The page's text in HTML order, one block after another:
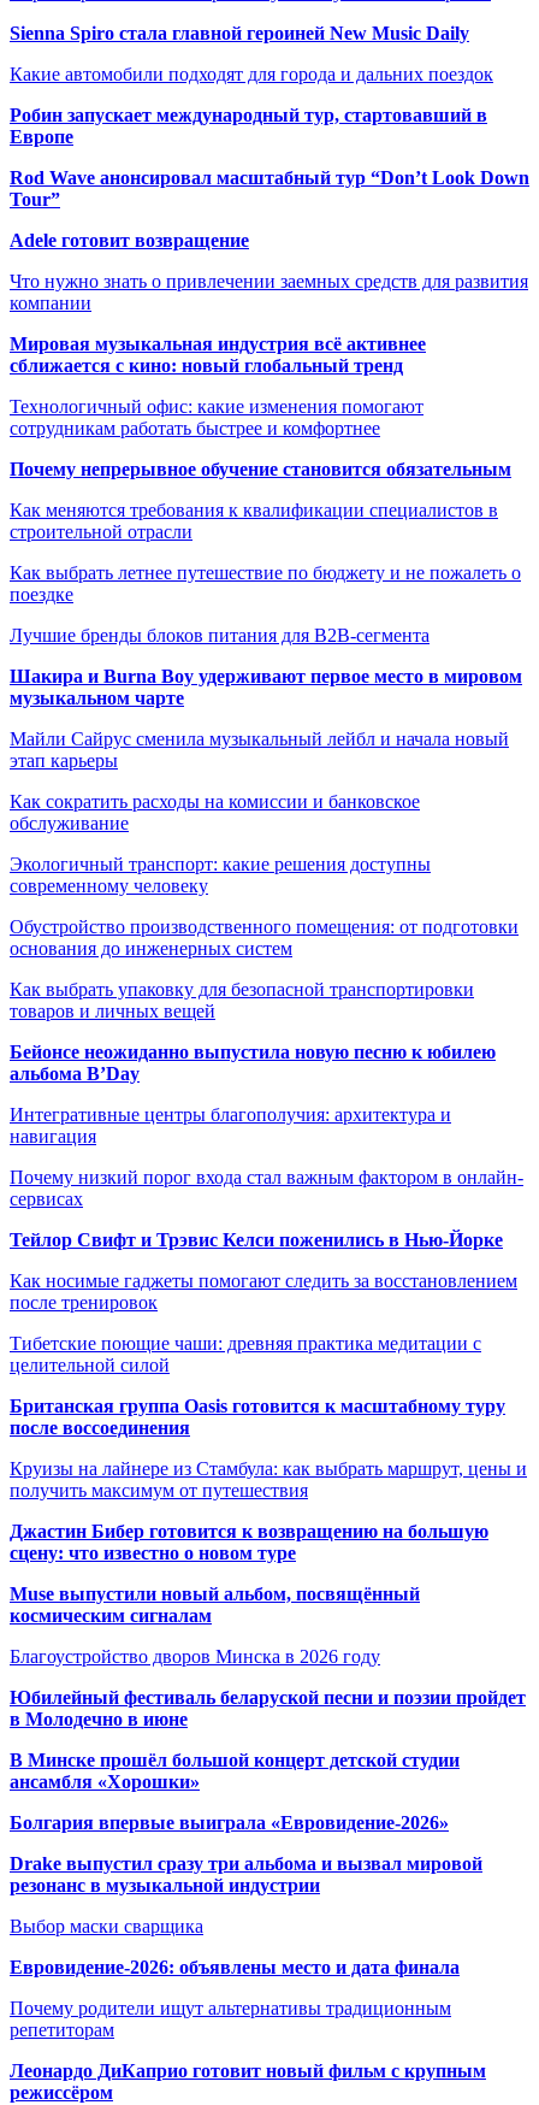
Sienna Spiro стала главной героиней New Music Daily
Какие автомобили подходят для города и дальних поездок
Робин запускает международный тур, стартовавший в
Европе
Rod Wave анонсировал масштабный тур “Don’t Look Down
Tour”
Adele готовит возвращение
Что нужно знать о привлечении заемных средств для развития
компании
Мировая музыкальная индустрия всё активнее
сближается с кино: новый глобальный тренд
Технологичный офис: какие изменения помогают
сотрудникам работать быстрее и комфортнее
Почему непрерывное обучение становится обязательным
Как меняются требования к квалификации специалистов в
строительной отрасли
Как выбрать летнее путешествие по бюджету и не пожалеть о
поездке
Лучшие бренды блоков питания для B2B-сегмента
Шакира и Burna Boy удерживают первое место в мировом
музыкальном чарте
Майли Сайрус сменила музыкальный лейбл и начала новый
этап карьеры
Как сократить расходы на комиссии и банковское
обслуживание
Экологичный транспорт: какие решения доступны
современному человеку
Обустройство производственного помещения: от подготовки
основания до инженерных систем
Как выбрать упаковку для безопасной транспортировки
товаров и личных вещей
Бейонсе неожиданно выпустила новую песню к юбилею
альбома B’Day
Интегративные центры благополучия: архитектура и
навигация
Почему низкий порог входа стал важным фактором в онлайн-
сервисах
Тейлор Свифт и Трэвис Келси поженились в Нью-Йорке
Как носимые гаджеты помогают следить за восстановлением
после тренировок
Тибетские поющие чаши: древняя практика медитации с
целительной силой
Британская группа Oasis готовится к масштабному туру
после воссоединения
Круизы на лайнере из Стамбула: как выбрать маршрут, цены и
получить максимум от путешествия
Джастин Бибер готовится к возвращению на большую
сцену: что известно о новом туре
Muse выпустили новый альбом, посвящённый
космическим сигналам
Благоустройство дворов Минска в 2026 году
Юбилейный фестиваль беларуской песни и поэзии пройдет
в Молодечно в июне
В Минске прошёл большой концерт детской студии
ансамбля «Хорошки»
Болгария впервые выиграла «Евровидение-2026»
Drake выпустил сразу три альбома и вызвал мировой
резонанс в музыкальной индустрии
Выбор маски сварщика
Евровидение-2026: объявлены место и дата финала
Почему родители ищут альтернативы традиционным
репетиторам
Леонардо ДиКаприо готовит новый фильм с крупным
режиссёром